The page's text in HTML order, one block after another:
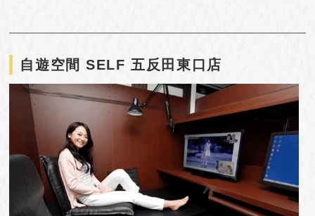
自遊空間 SELF 五反田東口店